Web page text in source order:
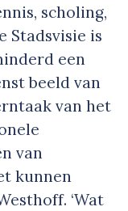
scholing,
Stadsvisie is
een
beeld van
van het
van
kunnen
‘Wat